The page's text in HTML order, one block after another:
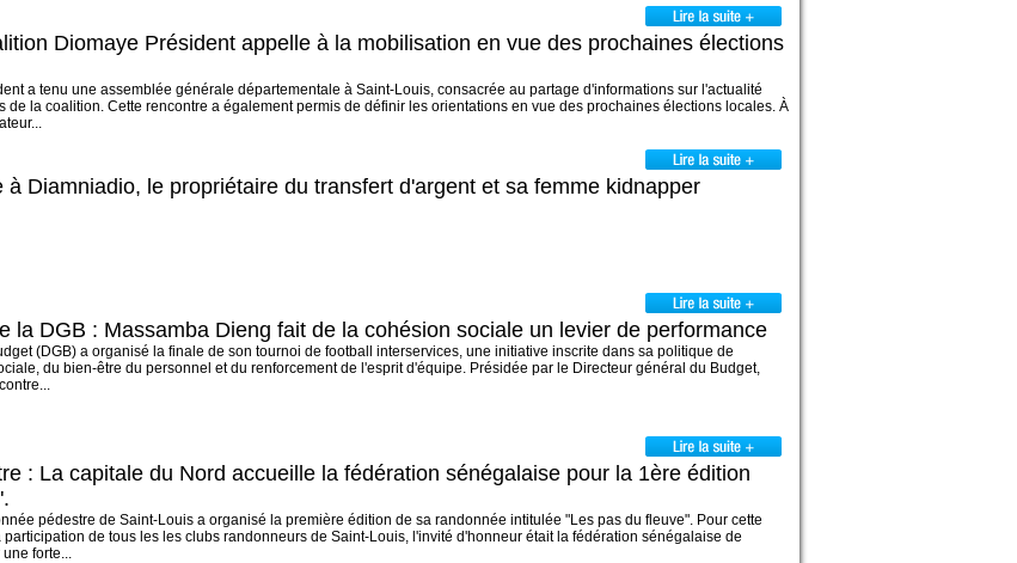
Diomaye Président appelle à la mobilisation en vue des prochaines élections
a tenu une assemblée générale départementale à Saint-Louis, consacrée au partage d'informations sur l'actualité
de la coalition. Cette rencontre a également permis de définir les orientations en vue des prochaines élections locales. À
à Diamniadio, le propriétaire du transfert d'argent et sa femme kidnapper
la DGB : Massamba Dieng fait de la cohésion sociale un levier de performance
(DGB) a organisé la finale de son tournoi de football interservices, une initiative inscrite dans sa politique de
du bien-être du personnel et du renforcement de l'esprit d'équipe. Présidée par le Directeur général du Budget,
: La capitale du Nord accueille la fédération sénégalaise pour la 1ère édition
pédestre de Saint-Louis a organisé la première édition de sa randonnée intitulée "Les pas du fleuve". Pour cette
de tous les les clubs randonneurs de Saint-Louis, l'invité d'honneur était la fédération sénégalaise de
forte...